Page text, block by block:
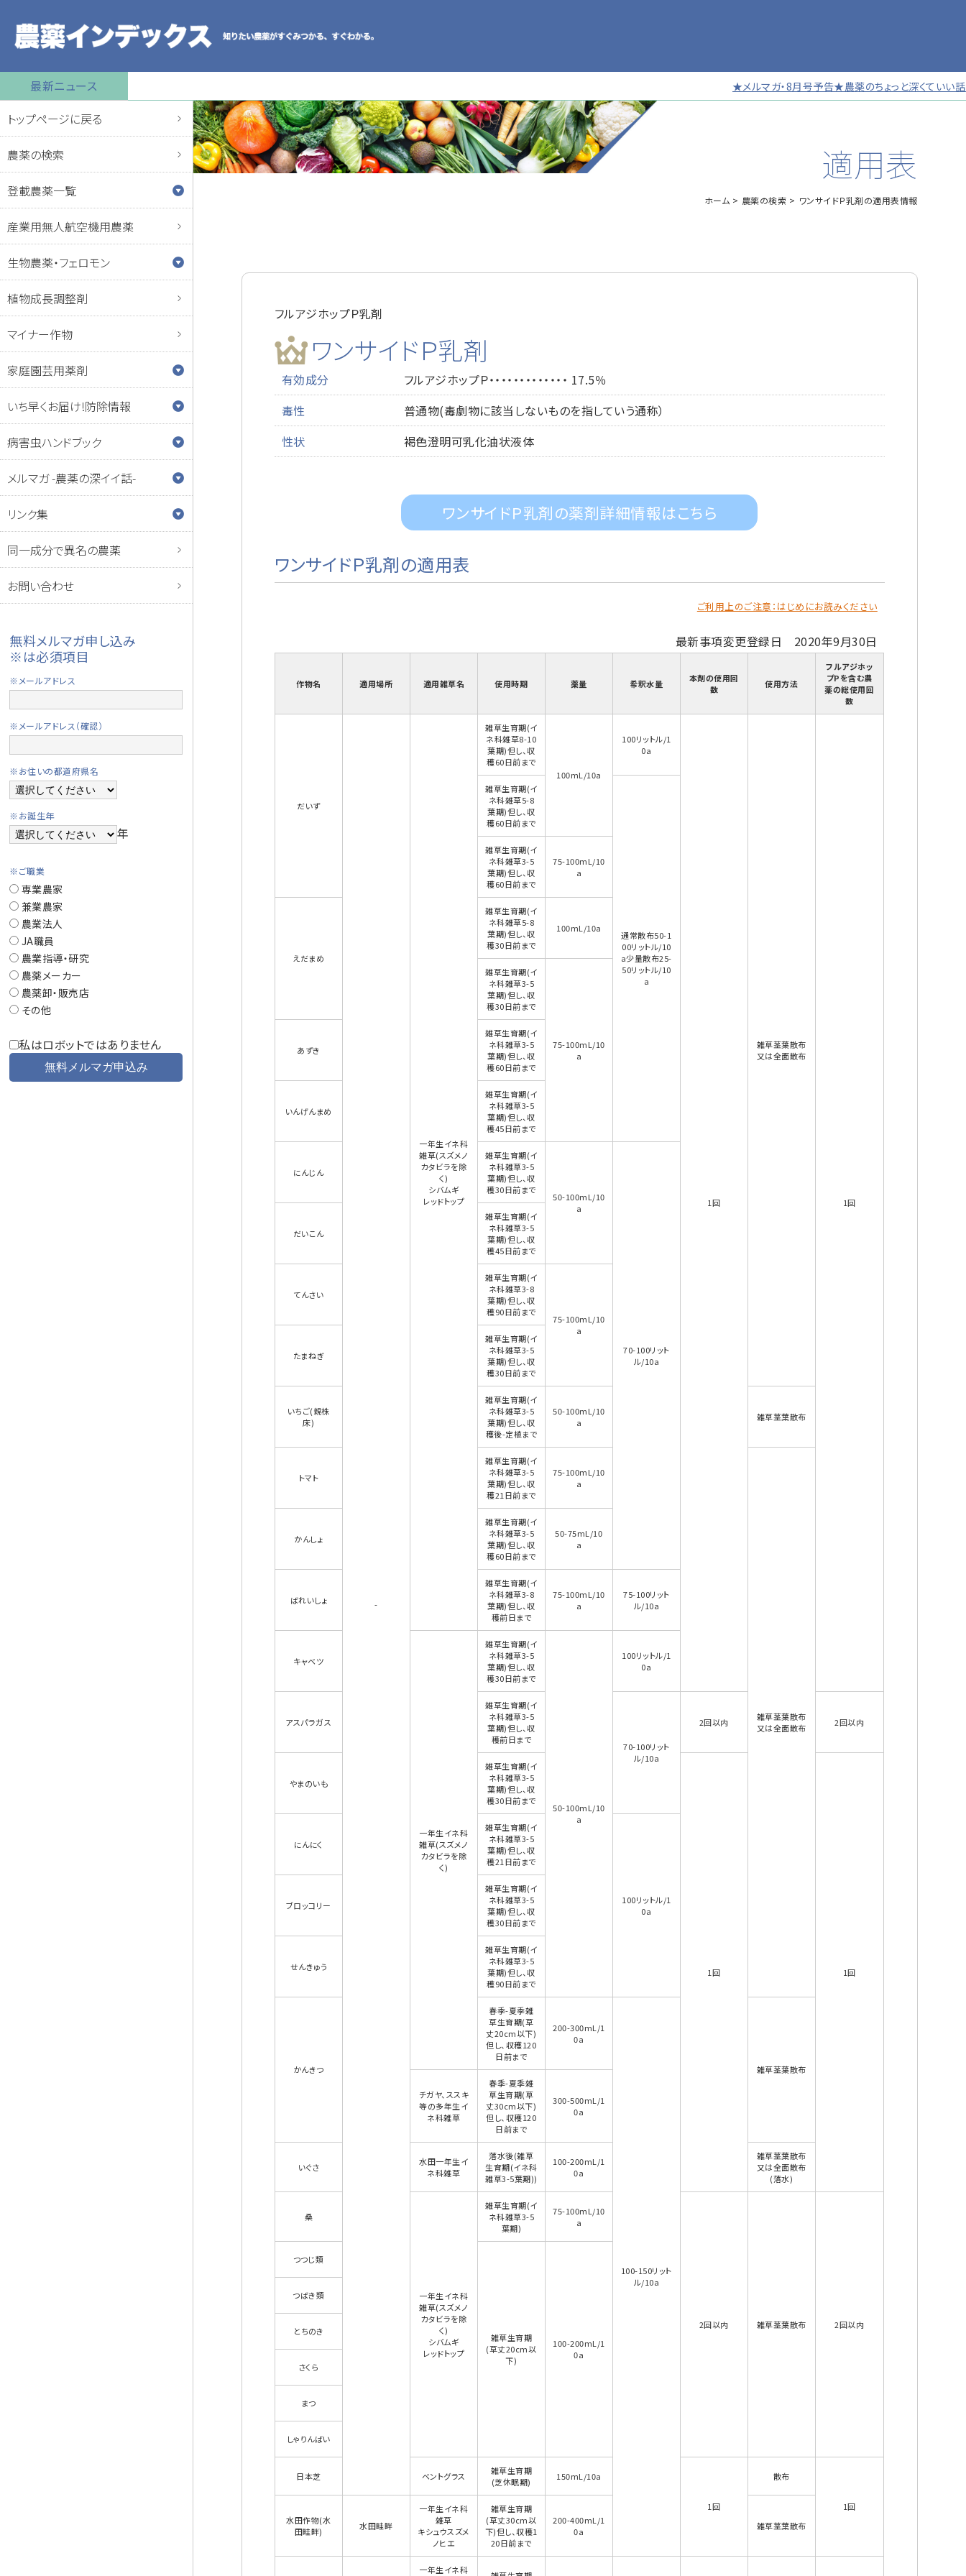
最新ニュース ★メルマガ・8月号予告★農薬のちょっと深くていい話
トップページに戻る
農薬の検索
登載農薬一覧
産業用無人航空機用農薬
生物農薬・フェロモン
植物成長調整剤
マイナー作物
家庭園芸用薬剤
いち早くお届け!防除情報
病害虫ハンドブック
メルマガ -農薬の深イイ話-
リンク集
同一成分で異名の農薬
お問い合わせ
無料メルマガ申し込み
※は必須項目
※メールアドレス
※メールアドレス（確認）
※お住いの都道府県名
※お誕生年
年
※ご職業
専業農家
兼業農家
農業法人
JA職員
農業指導・研究
農薬メーカー
農薬卸・販売店
その他
私はロボットではありません
適用表
ホーム 農薬の検索 ワンサイドＰ乳剤の適用表情報
フルアジホップＰ乳剤
ワンサイドＰ乳剤
有効成分
フルアジホップＰ・・・・・・・・・・・・・ 17.5％
毒性
普通物(毒劇物に該当しないものを指していう通称）
性状
褐色澄明可乳化油状液体
ワンサイドＰ乳剤の薬剤詳細情報はこちら
ワンサイドＰ乳剤の適用表
ご利用上のご注意：はじめにお読みください
最新事項変更登録日 2020年9月30日
作物名 適用場所 適用雑草名 使用時期 薬量 希釈水量
本剤の使用回
数
使用方法
フルアジホッ
プPを含む農
薬の総使用回
数
だいず
-
一年生イネ科
雑草(スズメノ
カタビラを除
く)
シバムギ
レッドトップ
雑草生育期(イ
ネ科雑草8-10
葉期)但し、収
穫60日前まで
100mL/10a
100リットル/1
0a
1回
雑草茎葉散布
又は全面散布
1回
雑草生育期(イ
ネ科雑草5-8
葉期)但し、収
穫60日前まで
通常散布50-1
00リットル/10
a少量散布25-
50リットル/10
a
雑草生育期(イ
ネ科雑草3-5
葉期)但し、収
穫60日前まで
75-100mL/10
a
えだまめ
雑草生育期(イ
ネ科雑草5-8
葉期)但し、収
穫30日前まで
100mL/10a
雑草生育期(イ
ネ科雑草3-5
葉期)但し、収
穫30日前まで
75-100mL/10
a
あずき
雑草生育期(イ
ネ科雑草3-5
葉期)但し、収
穫60日前まで
いんげんまめ
雑草生育期(イ
ネ科雑草3-5
葉期)但し、収
穫45日前まで
にんじん
雑草生育期(イ
ネ科雑草3-5
葉期)但し、収
穫30日前まで
50-100mL/10
a
70-100リット
ル/10a
だいこん
雑草生育期(イ
ネ科雑草3-5
葉期)但し、収
穫45日前まで
てんさい
雑草生育期(イ
ネ科雑草3-8
葉期)但し、収
穫90日前まで
75-100mL/10
a
たまねぎ
雑草生育期(イ
ネ科雑草3-5
葉期)但し、収
穫30日前まで
いちご(親株
床)
雑草生育期(イ
ネ科雑草3-5
葉期)但し、収
穫後-定植まで
50-100mL/10
a
雑草茎葉散布
トマト
雑草生育期(イ
ネ科雑草3-5
葉期)但し、収
穫21日前まで
75-100mL/10
a
雑草茎葉散布
又は全面散布
かんしょ
雑草生育期(イ
ネ科雑草3-5
葉期)但し、収
穫60日前まで
50-75mL/10
a
ばれいしょ
雑草生育期(イ
ネ科雑草3-8
葉期)但し、収
穫前日まで
75-100mL/10
a
75-100リット
ル/10a
キャベツ
一年生イネ科
雑草(スズメノ
カタビラを除
く)
雑草生育期(イ
ネ科雑草3-5
葉期)但し、収
穫30日前まで
50-100mL/10
a
100リットル/1
0a
アスパラガス
雑草生育期(イ
ネ科雑草3-5
葉期)但し、収
穫前日まで
70-100リット
ル/10a
2回以内 2回以内
やまのいも
雑草生育期(イ
ネ科雑草3-5
葉期)但し、収
穫30日前まで
1回 1回
にんにく
雑草生育期(イ
ネ科雑草3-5
葉期)但し、収
穫21日前まで
100リットル/1
0a
ブロッコリー
雑草生育期(イ
ネ科雑草3-5
葉期)但し、収
穫30日前まで
せんきゅう
雑草生育期(イ
ネ科雑草3-5
葉期)但し、収
穫90日前まで
かんきつ
春季-夏季雑
草生育期(草
丈20cm以下)
但し、収穫120
日前まで
200-300mL/1
0a
100-150リット
ル/10a
雑草茎葉散布
チガヤ、ススキ
等の多年生イ
ネ科雑草
春季-夏季雑
草生育期(草
丈30cm以下)
但し、収穫120
日前まで
300-500mL/1
0a
いぐさ
水田一年生イ
ネ科雑草
落水後(雑草
生育期(イネ科
雑草3-5葉期))
100-200mL/1
0a
雑草茎葉散布
又は全面散布
(落水)
桑
一年生イネ科
雑草(スズメノ
カタビラを除
く)
シバムギ
レッドトップ
雑草生育期(イ
ネ科雑草3-5
葉期)
75-100mL/10
a
2回以内 雑草茎葉散布 2回以内
つつじ類
雑草生育期
(草丈20cm以
下)
100-200mL/1
0a
つばき類
とちのき
さくら
まつ
しゃりんばい
日本芝 ベントグラス
雑草生育期
(芝休眠期)
150mL/10a
1回
散布
1回
水田作物(水
田畦畔)
水田畦畔
一年生イネ科
雑草
キシュウスズメ
ノヒエ
雑草生育期
(草丈30cm以
下)但し、収穫1
20日前まで
200-400mL/1
0a
雑草茎葉散布
一年生イネ科